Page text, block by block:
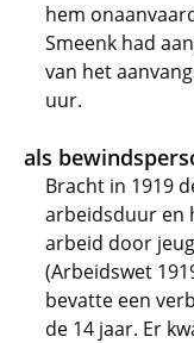
hem
Smeenk had
van het
uur.
als
Bracht in 1919
arbeidsduur en
arbeid door
(Arbeidswet
bevatte een
de 14 jaar. Er